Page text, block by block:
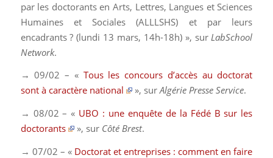
par les doctorants en Arts, Lettres, Langues et Sciences
Humaines et Sociales (ALLLSHS) et par leurs
encadrants ? (lundi 13 mars, 14h-18h) », sur LabSchool
Network.
→ 09/02 – « Tous les concours d’accès au doctorat
sont à caractère national
», surAlgérie Presse Service.
→ 08/02 – « UBO : une enquête de la Fédé B sur les
doctorants
», sur Côté Brest.
→ 07/02 – « Doctorat et entreprises : comment en faire